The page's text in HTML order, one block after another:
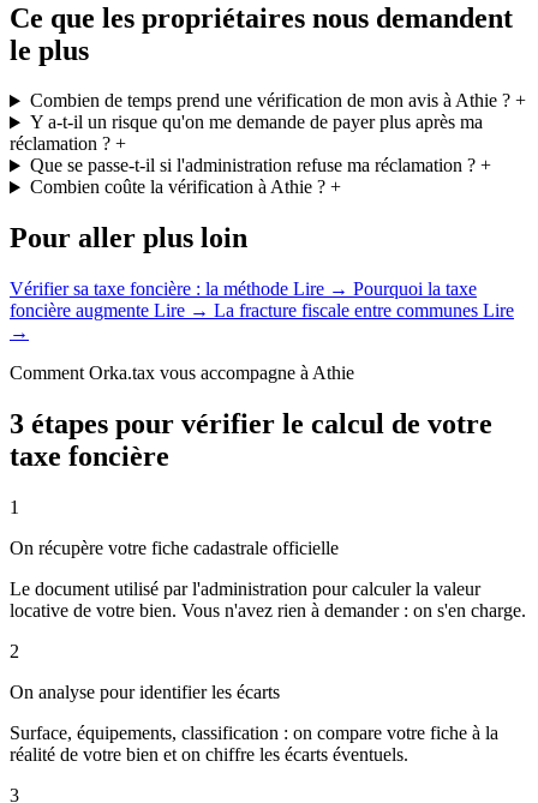
Ce que les propriétaires nous demandent
le plus
Combien de temps prend une vérification de mon avis à Athie ?+
Y a-t-il un risque qu'on me demande de payer plus après ma
réclamation ? +
Que se passe-t-il si l'administration refuse ma réclamation ?+
Combien coûte la vérification à Athie ?+
Pour aller plus loin
Vérifier sa taxe foncière : la méthode Lire → Pourquoi la taxe
foncière augmente Lire → La fracture fiscale entre communes Lire
→
Comment Orka.tax vous accompagne à Athie
3 étapes pour vérifier le calcul de votre
taxe foncière
1
On récupère votre fiche cadastrale officielle
Le document utilisé par l'administration pour calculer la valeur
locative de votre bien. Vous n'avez rien à demander : on s'en charge.
2
On analyse pour identifier les écarts
Surface, équipements, classification : on compare votre fiche à la
réalité de votre bien et on chiffre les écarts éventuels.
3